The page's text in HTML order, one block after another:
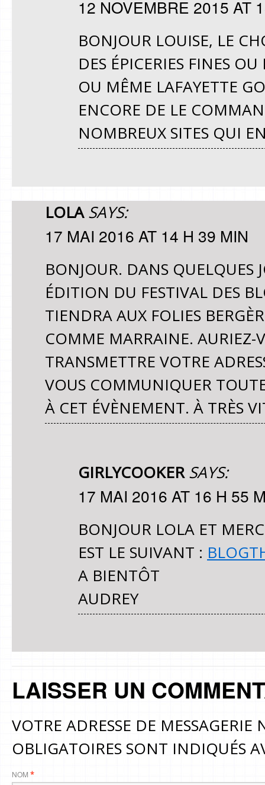
12 NOVEMBRE 2015 AT
BONJOUR LOUISE, LE
DES ÉPICERIES FINES
OU MÊME LAFAYETTE
ENCORE DE LE
NOMBREUX SITES QUI
LOLA SAYS:
17 MAI 2016 AT 14 H 39 MIN
BONJOUR. DANS QUELQUES
ÉDITION DU FESTIVAL DES
TIENDRA AUX FOLIES
COMME MARRAINE. AURIEZ-
TRANSMETTRE VOTRE
VOUS COMMUNIQUER
À CET ÉVÈNEMENT. À TRÈS
GIRLYCOOKER SAYS:
17 MAI 2016 AT 16 H 55
BONJOUR LOLA ET
EST LE SUIVANT :
A BIENTÔT
AUDREY
LAISSER UN
VOTRE ADRESSE DE MESSAGERIE
OBLIGATOIRES SONT INDIQUÉS
NOM *